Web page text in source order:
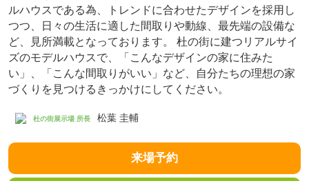
ルハウスである為、トレンドに合わせたデザインを採用し
つつ、日々の生活に適した間取りや動線、最先端の設備な
ど、見所満載となっております。 杜の街に建つリアルサイ
ズのモデルハウスで、「こんなデザインの家に住みた
い」、「こんな間取りがいい」など、自分たちの理想の家
づくりを見つけるきっかけにしてください。
杜の街展示場 所長 松葉 圭輔
来場予約